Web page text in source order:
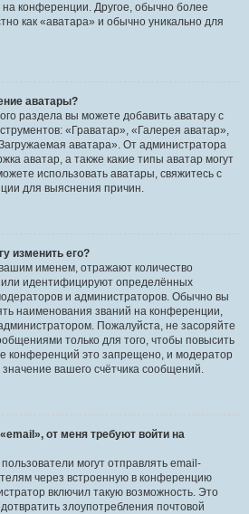
конференции. Другое, обычно более
как «аватара» и обычно уникально для
аватары?
раздела вы можете добавить аватару с
«Граватар», «Галерея аватар»,
аватара». От администратора
аватар, а также какие типы аватар могут
использовать аватары, свяжитесь с
для выяснения причин.
изменить его?
именем, отражают количество
идентифицируют определённых
и администраторов. Обычно вы
наименования званий на конференции,
Пожалуйста, не засоряйте
только для того, чтобы повысить
конференций это запрещено, и модератор
вашего счётчика сообщений.
от меня требуют войти на
могут отправлять email-
через встроенную в конференцию
включил такую возможность. Это
злоупотребления почтовой